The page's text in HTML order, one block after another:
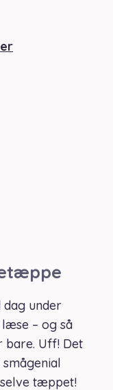
dag under
– og så
bare. Uff! Det
tæppet!